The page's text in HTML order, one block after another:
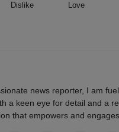
Dislike Love
news reporter, I am
a keen eye for detail and a
that empowers and